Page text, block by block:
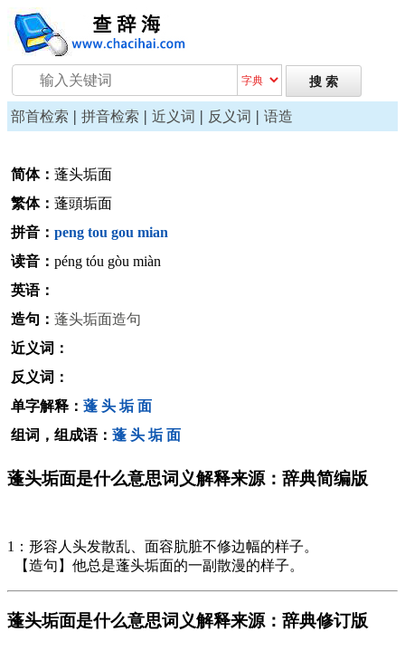
部首检索 | 拼音检索 | 近义词 | 反义词 | 语造
简体： 蓬头垢面
繁体： 蓬頭垢面
拼音： peng tou gou mian
读音： péng tóu gòu miàn
英语：
造句： 蓬头垢面造句
近义词：
反义词：
单字解释： 蓬 头 垢 面
组词，组成语： 蓬 头 垢 面
蓬头垢面是什么意思词义解释来源：辞典简编版
1：形容人头发散乱、面容肮脏不修边幅的样子。
【造句】他总是蓬头垢面的一副散漫的样子。
蓬头垢面是什么意思词义解释来源：辞典修订版